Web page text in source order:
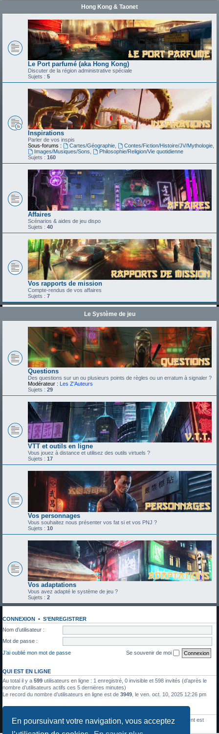
En poursuivant votre navigation, vous acceptez
Hong Kong & Taonet
Le Port parfumé (aka Hong Kong)
Discuter de la région administrative spéciale
Sujets : 5
Inspirations
Parler de vos inspis
Sous-forums :
Cartes/Géographie, Contes/Fiction/Histoire/JV/Mythologie,
Images/Musiques/Sons
Philosophie/Religion/Vie quotidienne
Sujets : 160
Affaires
Scénarios & aides de jeu dispo
Sujets : 40
Vos rapports de mission
Compte-rendus de vos affaires
Sujets : 7
Le Système de jeu
Questions
Des questions sur un ou plusieurs points de règles ou un erratum à signaler ?
Modérateur : Les Z'Auteurs
Sujets : 29
VTT et outils en ligne
Vous jouez à distance et utilisez des outils virtuels ?
Sujets : 17
Vos personnages
Vous souhaitez nous présenter vos fat si et vos PNJ ?
Sujets : 10
Vos adaptations
Vous avez adapté le système de jeu ?
Sujets : 2
CONNEXION • S’ENREGISTRER
Nom d’utilisateur :
Mot de passe :
J’ai oublié mon mot de passe
Se souvenir de moi
QUI EST EN LIGNE
Au total il y a 599 utilisateurs en ligne : 1 enregistré, 0 invisible et 598 invités (d’après le
nombre d’utilisateurs actifs ces 5 dernières minutes)
Le record du nombre d’utilisateurs en ligne est de 3949 , le ven. oct. 10, 2025 12:26 pm
1336messages • 428sujets •27membres • Le membre enregistré le plus récent est
Julien Moreau